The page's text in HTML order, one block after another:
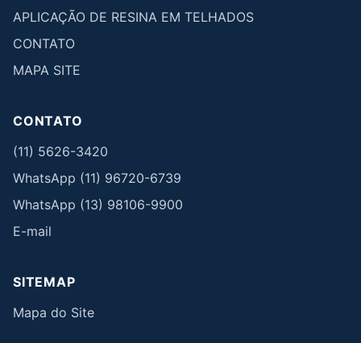
APLICAÇÃO DE RESINA EM TELHADOS
CONTATO
MAPA SITE
CONTATO
(11) 5626-3420
WhatsApp (11) 96720-6739
WhatsApp (13) 98106-9900
E-mail
SITEMAP
Mapa do Site